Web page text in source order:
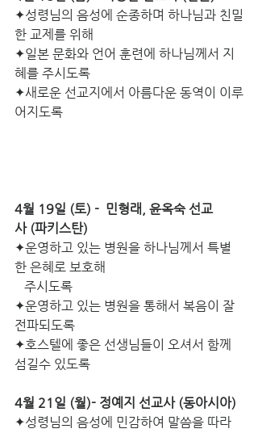
✦성령님의 음성에 순종하며 하나님과 친밀
한 교제를 위해
✦일본 문화와 언어 훈련에 하나님께서 지
혜를 주시도록
✦새로운 선교지에서 아름다운 동역이 이루
어지도록
4월 19일 (토) -  민형래, 윤옥숙 선교
사 (파키스탄)
✦운영하고 있는 병원을 하나님께서 특별
한 은혜로 보호해
주시도록
✦운영하고 있는 병원을 통해서 복음이 잘
전파되도록
✦호스텔에 좋은 선생님들이 오셔서 함께
섬길수 있도록
4월 21일 (월)- 정예지 선교사 (동아시아)
✦성령님의 음성에 민감하여 말씀을 따라